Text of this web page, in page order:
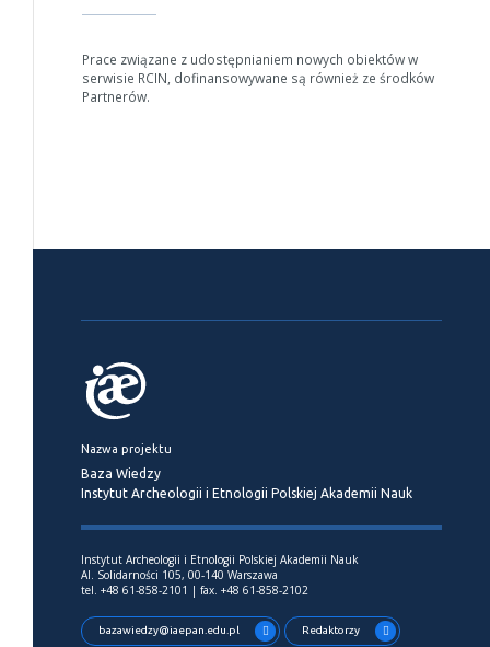
Anuluj
Prace związane z udostępnianiem nowych obiektów w
serwisie RCIN, dofinansowywane są również ze środków
Partnerów.
Nazwa projektu
Baza Wiedzy
Instytut Archeologii i Etnologii Polskiej Akademii Nauk
Instytut Archeologii i Etnologii Polskiej Akademii Nauk
Al. Solidarności 105, 00-140 Warszawa
tel. +48 61-858-2101 | fax. +48 61-858-2102
bazawiedzy@iaepan.edu.pl Redaktorzy